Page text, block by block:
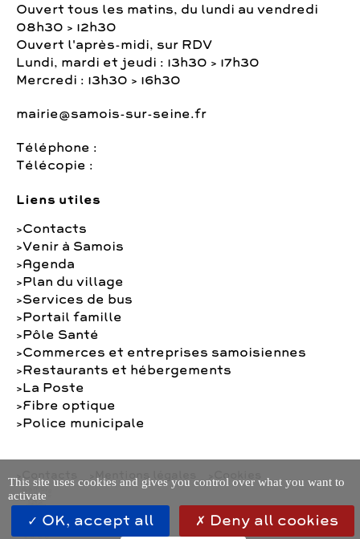
Ouvert tous les matins, du lundi au vendredi
08h30 > 12h30
Ouvert l'après-midi, sur RDV
Lundi, mardi et jeudi : 13h30 > 17h30
Mercredi : 13h30 > 16h30
mairie@samois-sur-seine.fr
Téléphone :
Télécopie :
Liens utiles
Contacts
Venir à Samois
Agenda
Plan du village
Services de bus
Portail famille
Pôle Santé
Commerces et entreprises samoisiennes
Restaurants et hébergements
La Poste
Fibre optique
Police municipale
Contacts Mentions légales Cookies
This site uses cookies and gives you control over what you want to
activate
OK, accept all Deny all cookies